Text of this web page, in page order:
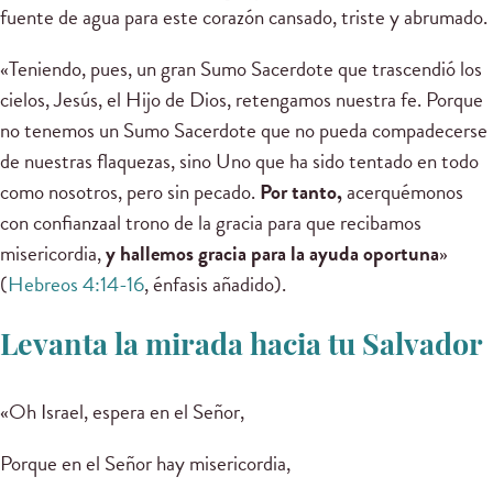
fuente de agua para este corazón cansado, triste y abrumado.
«Teniendo, pues, un gran Sumo Sacerdote que trascendió los
cielos, Jesús, el Hijo de Dios, retengamos nuestra fe. Porque
no tenemos un Sumo Sacerdote que no pueda compadecerse
de nuestras flaquezas, sino Uno que ha sido tentado en todo
como nosotros, pero sin pecado. Por tanto,acerquémonos
con confianzaal trono de la gracia para que recibamos
misericordia,y hallemos gracia para la ayuda oportuna»
(Hebreos 4:14-16, énfasis añadido).
Levanta la mirada hacia tu Salvador
«Oh Israel, espera en el Señor,
Porque en el Señor hay misericordia,